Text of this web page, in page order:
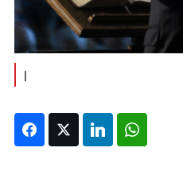
FacebookTwitter LinkedIn